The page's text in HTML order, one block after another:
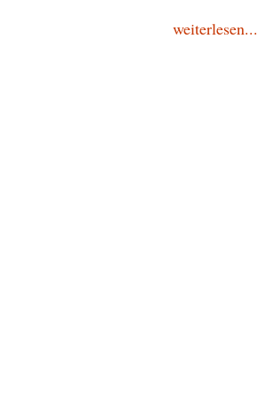
weiterlesen...